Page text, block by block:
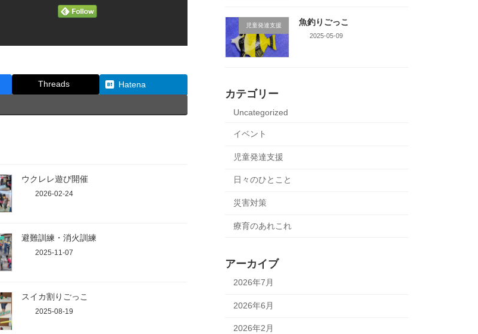
Threads Hatena
ウクレレ遊び開催
2026-02-24
避難訓練・消火訓練
2025-11-07
スイカ割りごっこ
2025-08-19
児童発達支援 魚釣りごっこ
2025-05-09
カテゴリー
Uncategorized
イベント
児童発達支援
日々のひとこと
災害対策
療育のあれこれ
アーカイブ
2026年7月
2026年6月
2026年2月